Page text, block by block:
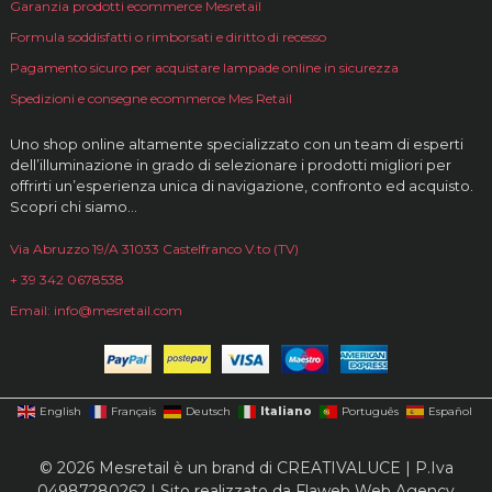
Garanzia prodotti ecommerce Mesretail
Formula soddisfatti o rimborsati e diritto di recesso
Pagamento sicuro per acquistare lampade online in sicurezza
Spedizioni e consegne ecommerce Mes Retail
Uno shop online altamente specializzato con un team di esperti
dell’illuminazione in grado di selezionare i prodotti migliori per
offrirti un’esperienza unica di navigazione, confronto ed acquisto.
Scopri chi siamo…
Via Abruzzo 19/A 31033 Castelfranco V.to (TV)
+ 39 342 0678538
Email: info@mesretail.com
English Français Deutsch Italiano Português Español
© 2026 Mesretail è un brand di CREATIVALUCE | P.Iva